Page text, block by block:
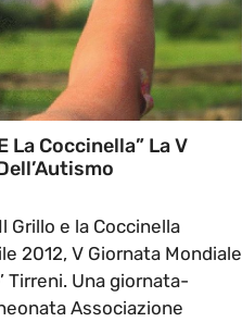
La Coccinella” La V
Grillo e la Coccinella
2012, V Giornata Mondiale
Tirreni. Una giornata-
Associazione